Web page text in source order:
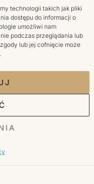
technologii takich jak pliki
dostępu do informacji o
umożliwi nam
podczas przeglądania lub
lub jej cofnięcie może